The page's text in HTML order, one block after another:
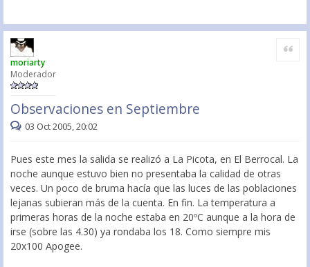
moriarty
Moderador
Observaciones en Septiembre
Citar
03 Oct 2005, 20:02
Pues este mes la salida se realizó a La Picota, en El Berrocal. La
noche aunque estuvo bien no presentaba la calidad de otras
veces. Un poco de bruma hacía que las luces de las poblaciones
lejanas subieran más de la cuenta. En fin. La temperatura a
primeras horas de la noche estaba en 20ºC aunque a la hora de
irse (sobre las 4.30) ya rondaba los 18. Como siempre mis
20x100 Apogee.